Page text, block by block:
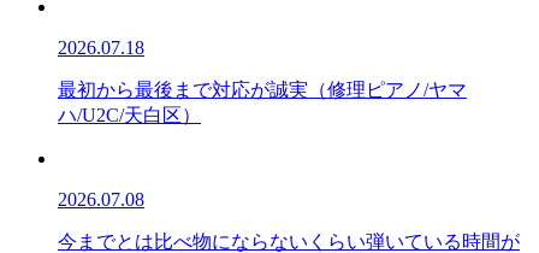
2026.07.18
最初から最後まで対応が誠実（修理ピアノ/ヤマ
ハ/U2C/天白区）
2026.07.08
今までとは比べ物にならないくらい弾いている時間が